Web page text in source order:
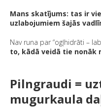
Mans skatījums: tas ir
uzlabojumiem šajās
Nav runa par “ogļhidrāti –
to, kādā veidā tie nonāk
Pilngraudi =
mugurkaula